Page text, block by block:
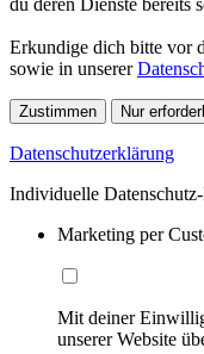
Erkundige dich bitte vor
sowie in unserer
Zustimmen Nur
Datenschutzerklärung
Individuelle
Marketing per
Mit deiner
unserer Website